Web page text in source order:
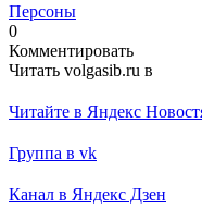
Персоны
0
Комментировать
Читать volgasib.ru в
Читайте в Яндекс
Группа в vk
Канал в Яндекс Дзен